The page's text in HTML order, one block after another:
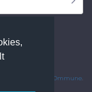
Ommune